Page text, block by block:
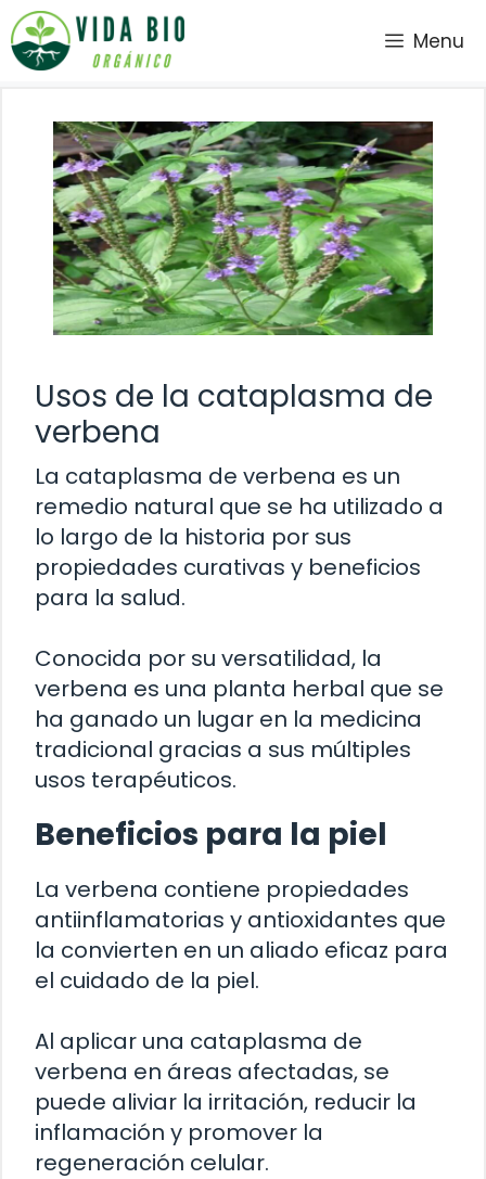
Saltar
al
contenido
Menu
Usos de la cataplasma de
verbena
La cataplasma de verbena es un
remedio natural que se ha utilizado a
lo largo de la historia por sus
propiedades curativas y beneficios
para la salud.
Conocida por su versatilidad, la
verbena es una planta herbal que se
ha ganado un lugar en la medicina
tradicional gracias a sus múltiples
usos terapéuticos.
Beneficios para la piel
La verbena contiene propiedades
antiinflamatorias y antioxidantes que
la convierten en un aliado eficaz para
el cuidado de la piel.
Al aplicar una cataplasma de
verbena en áreas afectadas, se
puede aliviar la irritación, reducir la
inflamación y promover la
regeneración celular.